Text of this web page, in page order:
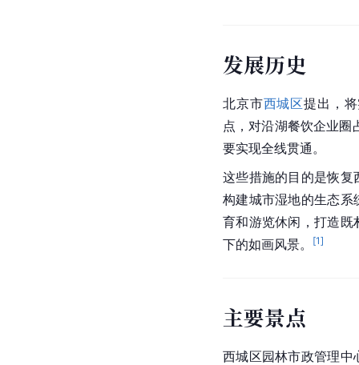
发展历史
北京市西城区提出，
点，对沿湖餐饮企业
要实现全线贯通。
这些措施的目的是恢
构建城市湿地的生态
育和游览休闲，打造
下的如画风景。
[1]
主要景点
西城区园林市政管理中